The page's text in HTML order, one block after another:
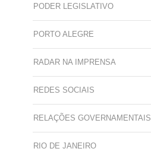
PODER LEGISLATIVO
PORTO ALEGRE
RADAR NA IMPRENSA
REDES SOCIAIS
RELAÇÕES GOVERNAMENTAIS
RIO DE JANEIRO